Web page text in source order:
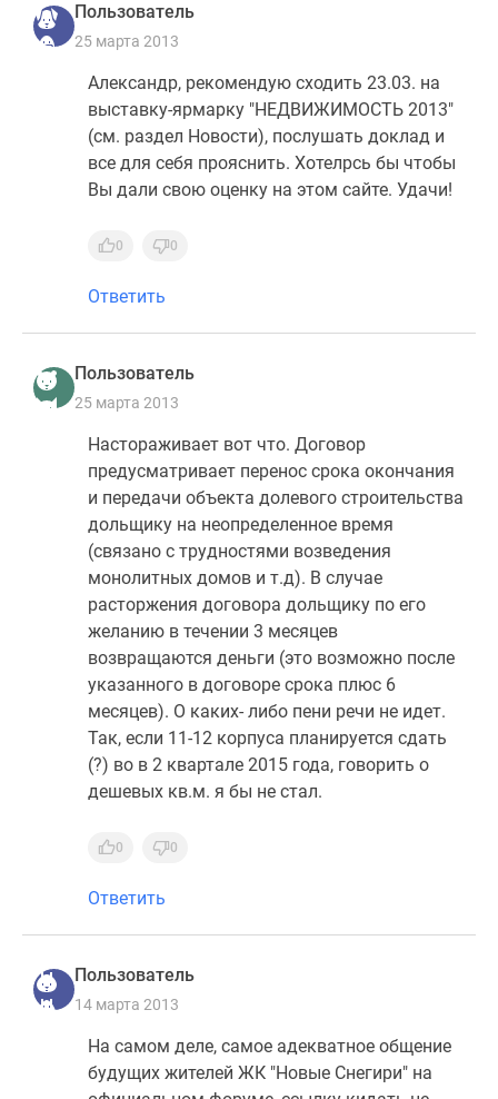
Пользователь
25 марта 2013
Александр, рекомендую сходить 23.03. на
выставку-ярмарку "НЕДВИЖИМОСТЬ 2013"
(см. раздел Новости), послушать доклад и
все для себя прояснить. Хотелрсь бы чтобы
Вы дали свою оценку на этом сайте. Удачи!
0 0
Ответить
Пользователь
25 марта 2013
Настораживает вот что. Договор
предусматривает перенос срока окончания
и передачи объекта долевого строительства
дольщику на неопределенное время
(связано с трудностями возведения
монолитных домов и т.д). В случае
расторжения договора дольщику по его
желанию в течении 3 месяцев
возвращаются деньги (это возможно после
указанного в договоре срока плюс 6
месяцев). О каких- либо пени речи не идет.
Так, если 11-12 корпуса планируется сдать
(?) во в 2 квартале 2015 года, говорить о
дешевых кв.м. я бы не стал.
0 0
Ответить
Пользователь
14 марта 2013
На самом деле, самое адекватное общение
будущих жителей ЖК "Новые Снегири" на